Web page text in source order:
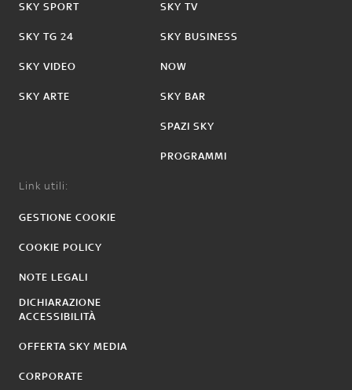
SKY SPORT
SKY TG 24
SKY VIDEO
SKY ARTE
SKY TV
SKY BUSINESS
NOW
SKY BAR
SPAZI SKY
PROGRAMMI
Link utili:
GESTIONE COOKIE
COOKIE POLICY
NOTE LEGALI
DICHIARAZIONE
ACCESSIBILITÀ
OFFERTA SKY MEDIA
CORPORATE